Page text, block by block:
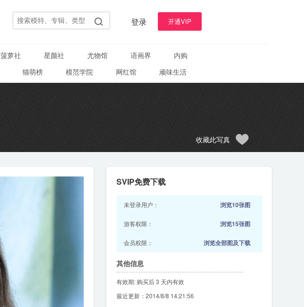
登录 开通VIP
菠萝社 星颜社 尤物馆 语画界
内购
猫萌榜 模范学院 网红馆 顽味生活
收藏此写真
SVIP免费下载
未登录用户： 浏览10张图
游客权限： 浏览15张图
会员权限： 浏览全部图及下载
其他信息
有效期: 购买后 3 天内有效
最近更新：2014/8/8 14:21:56